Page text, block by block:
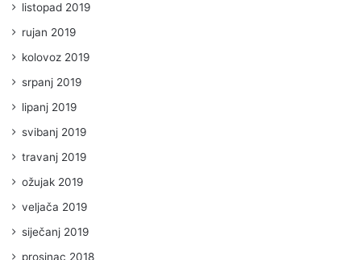
listopad 2019
rujan 2019
kolovoz 2019
srpanj 2019
lipanj 2019
svibanj 2019
travanj 2019
ožujak 2019
veljača 2019
siječanj 2019
prosinac 2018